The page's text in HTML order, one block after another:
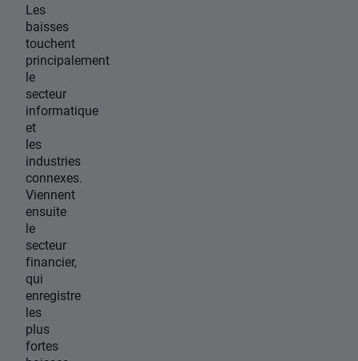
Les
baisses
touchent
principalement
le
secteur
informatique
et
les
industries
connexes.
Viennent
ensuite
le
secteur
financier,
qui
enregistre
les
plus
fortes